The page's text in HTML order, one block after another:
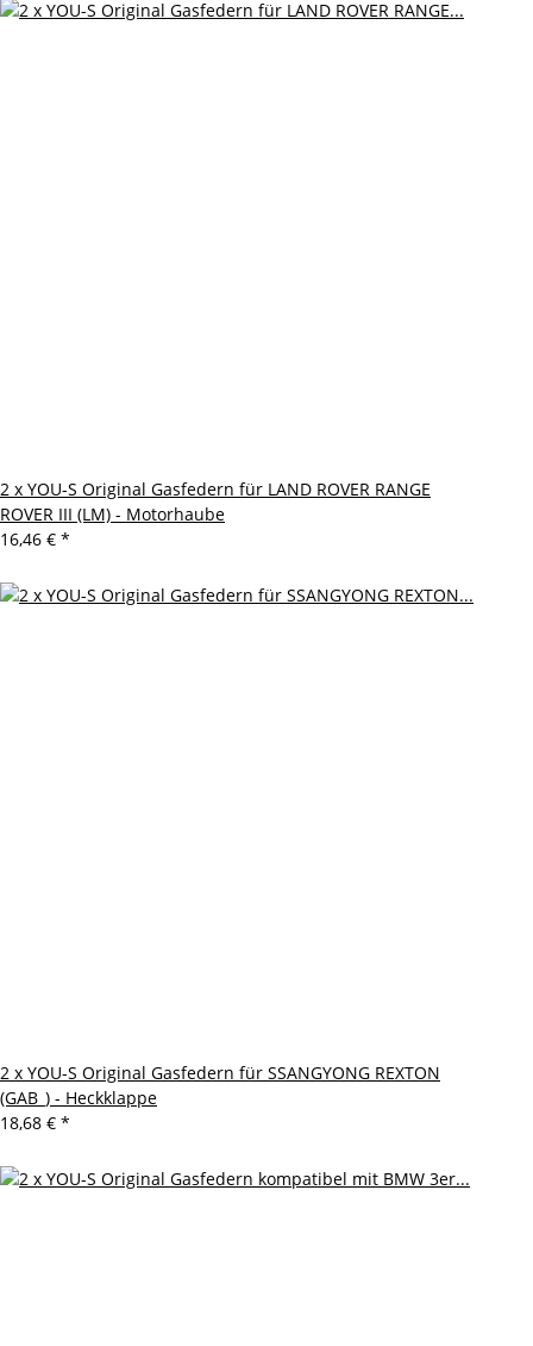
2 x YOU-S Original Gasfedern für LAND ROVER RANGE
ROVER III (LM) - Motorhaube
16,46 € *
2 x YOU-S Original Gasfedern für SSANGYONG REXTON
(GAB_) - Heckklappe
18,68 € *